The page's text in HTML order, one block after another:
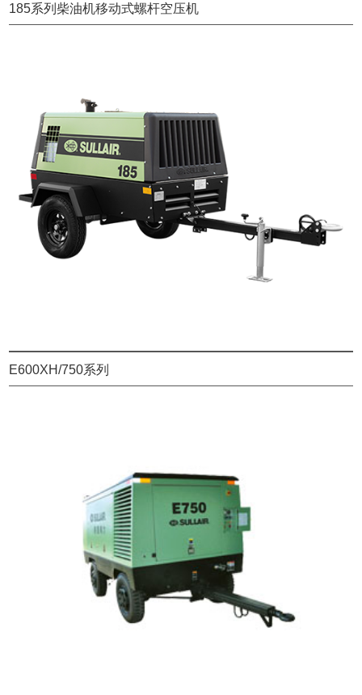
185系列柴油机移动式螺杆空压机
E600XH/750系列